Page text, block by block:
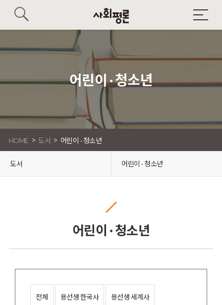
어린이 · 청소년
HOME > 도서 > 어린이 · 청소년
도서 어린이 · 청소년
어린이 · 청소년
전체 용선생 한국사 용선생 세계사